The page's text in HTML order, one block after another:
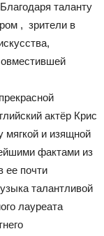
таланту
, зрители в
актёр Крис
мягкой и изящной
фактами из
ее почти
талантливой
лауреата